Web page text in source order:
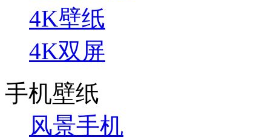
4K壁纸
4K双屏
手机壁纸
风景手机